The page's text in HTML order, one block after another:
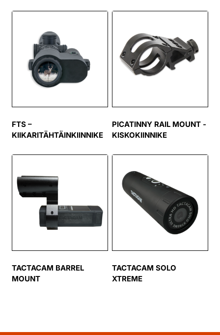
FTS –
KIIKARITÄHTÄINKIINNIKE
PICATINNY RAIL MOUNT -
KISKOKIINNIKE
TACTACAM BARREL
MOUNT
TACTACAM SOLO
XTREME